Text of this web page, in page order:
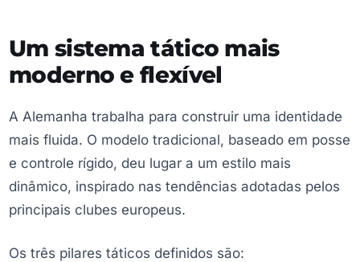
Um sistema tático mais
moderno e flexível
A Alemanha trabalha para construir uma identidade
mais fluida. O modelo tradicional, baseado em posse
e controle rígido, deu lugar a um estilo mais
dinâmico, inspirado nas tendências adotadas pelos
principais clubes europeus.
Os três pilares táticos definidos são: